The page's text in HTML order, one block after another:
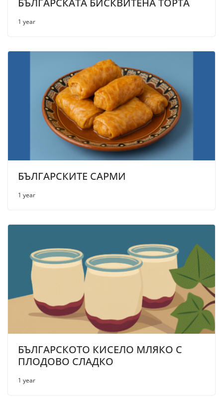
БЪЛГАРСКАТА БИСКВИТЕНА ТОРТА
1 year
БЪЛГАРСКИТЕ САРМИ
1 year
БЪЛГАРСКОТО КИСЕЛО МЛЯКО С
ПЛОДОВО СЛАДКО
1 year